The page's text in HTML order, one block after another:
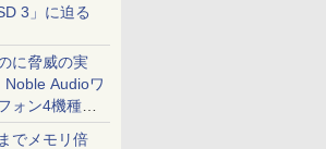
3」に迫る
に脅威の実
Audioワ
ォン4機種を
でメモリ倍